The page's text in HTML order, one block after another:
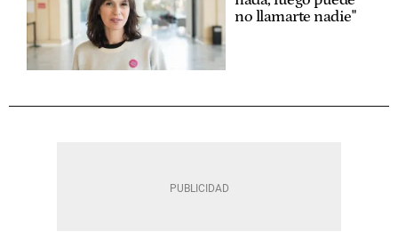
no llamarte nadie"